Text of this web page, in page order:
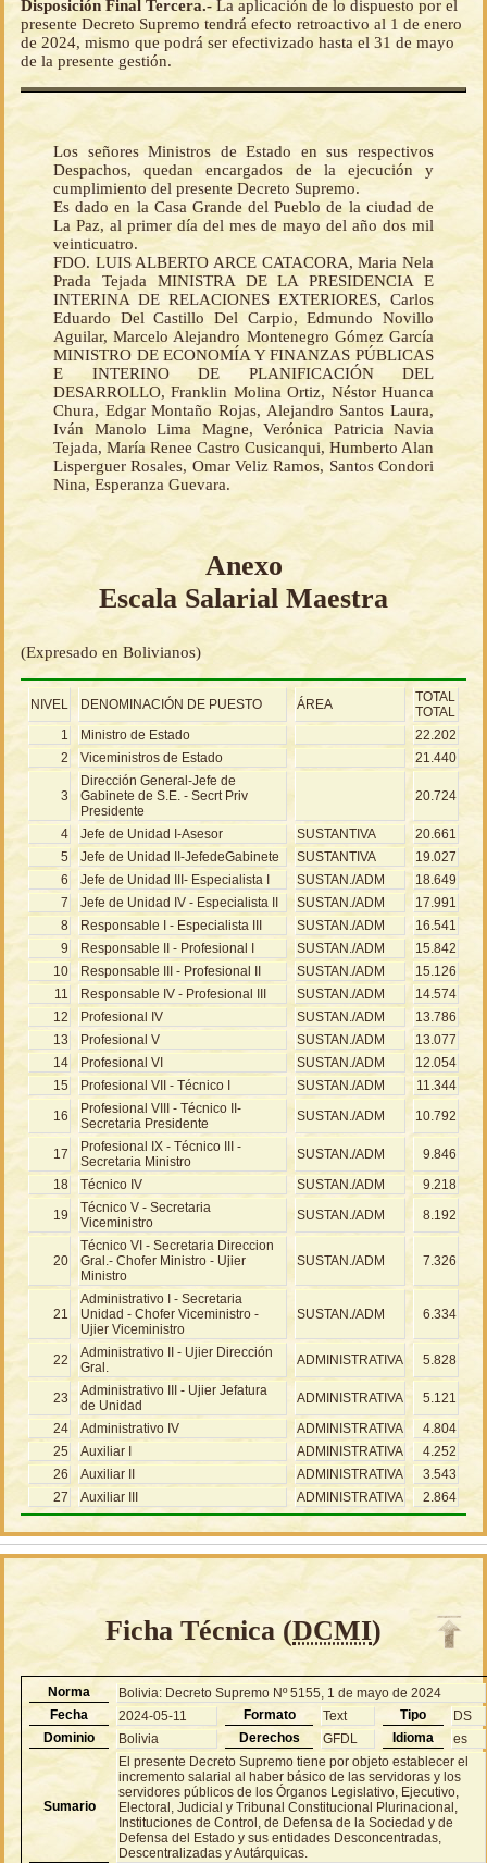
Disposición Final Tercera.-La aplicación de lo dispuesto por el
presente Decreto Supremo tendrá efecto retroactivo al 1 de enero
de 2024, mismo que podrá ser efectivizado hasta el 31 de mayo
de la presente gestión.
Los señores Ministros de Estado en sus respectivos
Despachos, quedan encargados de la ejecución y
cumplimiento del presente Decreto Supremo.
Es dado en la Casa Grande del Pueblo de la ciudad de
La Paz, al primer día del mes de mayo del año dos mil
veinticuatro.
FDO. LUIS ALBERTO ARCE CATACORA, Maria Nela
Prada Tejada MINISTRA DE LA PRESIDENCIA E
INTERINA DE RELACIONES EXTERIORES, Carlos
Eduardo Del Castillo Del Carpio, Edmundo Novillo
Aguilar, Marcelo Alejandro Montenegro Gómez García
MINISTRO DE ECONOMÍA Y FINANZAS PÚBLICAS
E INTERINO DE PLANIFICACIÓN DEL
DESARROLLO, Franklin Molina Ortiz, Néstor Huanca
Chura, Edgar Montaño Rojas, Alejandro Santos Laura,
Iván Manolo Lima Magne, Verónica Patricia Navia
Tejada, María Renee Castro Cusicanqui, Humberto Alan
Lisperguer Rosales, Omar Veliz Ramos, Santos Condori
Nina, Esperanza Guevara.
Anexo
Escala Salarial Maestra
(Expresado en Bolivianos)
NIVEL DENOMINACIÓN DE PUESTO ÁREA
TOTAL
TOTAL
1
Ministro de Estado
22.202
2
Viceministros de Estado 21.440
3
Dirección General-Jefe de
Gabinete de S.E. - Secrt Priv
Presidente
20.724
4 Jefe de Unidad I-Asesor SUSTANTIVA
20.661
5
Jefe de Unidad II-JefedeGabinete SUSTANTIVA
19.027
6
Jefe de Unidad III- Especialista I SUSTAN./ADM
18.649
7
Jefe de Unidad IV - Especialista II SUSTAN./ADM
17.991
8
Responsable I - Especialista III SUSTAN./ADM
16.541
9
Responsable II - Profesional I SUSTAN./ADM
15.842
10
Responsable III - Profesional II SUSTAN./ADM
15.126
11
Responsable IV - Profesional III SUSTAN./ADM
14.574
12
Profesional IV SUSTAN./ADM
13.786
13
Profesional V SUSTAN./ADM
13.077
14
Profesional VI SUSTAN./ADM
12.054
15
Profesional VII - Técnico I SUSTAN./ADM
11.344
16
Profesional VIII - Técnico II-
Secretaria Presidente
SUSTAN./ADM 10.792
17
Profesional IX - Técnico III -
Secretaria Ministro
SUSTAN./ADM
9.846
18
Técnico IV SUSTAN./ADM
9.218
19
Técnico V - Secretaria
Viceministro
SUSTAN./ADM 8.192
20
Técnico VI - Secretaria Direccion
Gral.- Chofer Ministro - Ujier
Ministro
SUSTAN./ADM 7.326
21
Administrativo I - Secretaria
Unidad - Chofer Viceministro -
Ujier Viceministro
SUSTAN./ADM 6.334
22
Administrativo II - Ujier Dirección
Gral.
ADMINISTRATIVA 5.828
23
Administrativo III - Ujier Jefatura
de Unidad
ADMINISTRATIVA
5.121
24
Administrativo IV ADMINISTRATIVA
4.804
25
Auxiliar I ADMINISTRATIVA
4.252
26
Auxiliar II ADMINISTRATIVA
3.543
27
Auxiliar III ADMINISTRATIVA 2.864
Ficha Técnica (DCMI)
Norma
Bolivia: Decreto Supremo Nº 5155, 1 de mayo de 2024
Fecha
2024-05-11 Formato Text Tipo
DS
Dominio
Bolivia Derechos GFDL Idioma es
Sumario
El presente Decreto Supremo tiene por objeto establecer el
incremento salarial al haber básico de las servidoras y los
servidores públicos de los Órganos Legislativo, Ejecutivo,
Electoral, Judicial y Tribunal Constitucional Plurinacional,
Instituciones de Control, de Defensa de la Sociedad y de
Defensa del Estado y sus entidades Desconcentradas,
Descentralizadas y Autárquicas.